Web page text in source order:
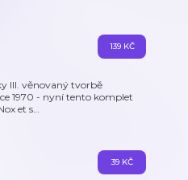
III. věnovaný tvorbě
1970 - nyní tento komplet
et s…
139 KČ
39 KČ